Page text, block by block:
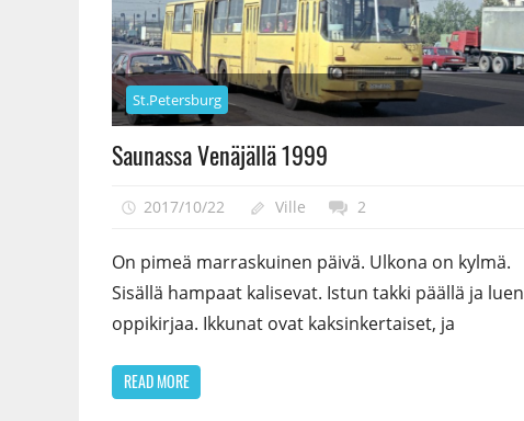
St.Petersburg
Saunassa Venäjällä 1999
2017/10/22 Ville 2
On pimeä marraskuinen päivä. Ulkona on kylmä.
Sisällä hampaat kalisevat. Istun takki päällä ja luen
oppikirjaa. Ikkunat ovat kaksinkertaiset, ja
READ MORE